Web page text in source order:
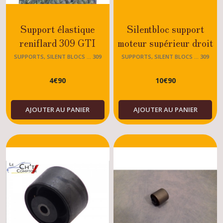
Support élastique
reniflard 309 GTI
SUPPORTS, SILENT BLOCS ... 309
4€90
AJOUTER AU PANIER
Silentbloc support
moteur supérieur droit
Peugeot 309 avant
E1 -G1 -E2 - G2 (
moteur simca)
SUPPORTS, SILENT BLOCS ... 309
10€90
AJOUTER AU PANIER